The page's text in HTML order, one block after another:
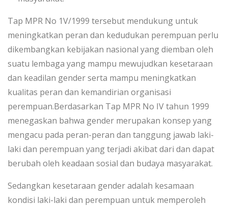
Tap MPR No 1V/1999 tersebut mendukung untuk
meningkatkan peran dan kedudukan perempuan perlu
dikembangkan kebijakan nasional yang diemban oleh
suatu lembaga yang mampu mewujudkan kesetaraan
dan keadilan gender serta mampu meningkatkan
kualitas peran dan kemandirian organisasi
perempuan.Berdasarkan Tap MPR No IV tahun 1999
menegaskan bahwa gender merupakan konsep yang
mengacu pada peran-peran dan tanggung jawab laki-
laki dan perempuan yang terjadi akibat dari dan dapat
berubah oleh keadaan sosial dan budaya masyarakat.
Sedangkan kesetaraan gender adalah kesamaan
kondisi laki-laki dan perempuan untuk memperoleh